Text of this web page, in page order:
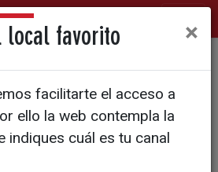
en la
de huelga de
local favorito ×
facilitarte el acceso a
ello la web contempla la
indiques cuál es tu canal